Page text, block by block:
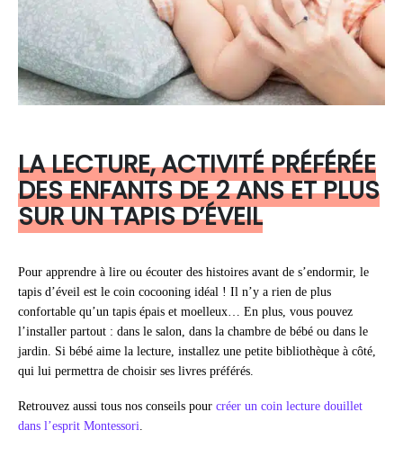
LA LECTURE, ACTIVITÉ PRÉFÉRÉE
DES ENFANTS DE 2 ANS ET PLUS
SUR UN TAPIS D’ÉVEIL
Pour apprendre à lire ou écouter des histoires avant de s’endormir, le
tapis d’éveil est le coin cocooning idéal ! Il n’y a rien de plus
confortable qu’un tapis épais et moelleux… En plus, vous pouvez
l’installer partout : dans le salon, dans la chambre de bébé ou dans le
jardin. Si bébé aime la lecture, installez une petite bibliothèque à côté,
qui lui permettra de choisir ses livres préférés.
Retrouvez aussi tous nos conseils pour créer un coin lecture douillet
dans l’esprit Montessori.